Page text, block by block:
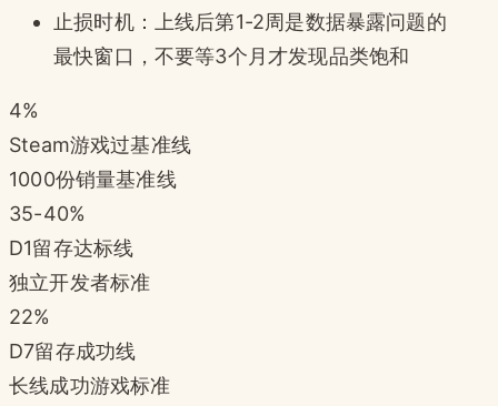
止损时机：上线后第1-2周是数据暴露问题的
最快窗口，不要等3个月才发现品类饱和
4%
Steam游戏过基准线
1000份销量基准线
35-40%
D1留存达标线
独立开发者标准
22%
D7留存成功线
长线成功游戏标准